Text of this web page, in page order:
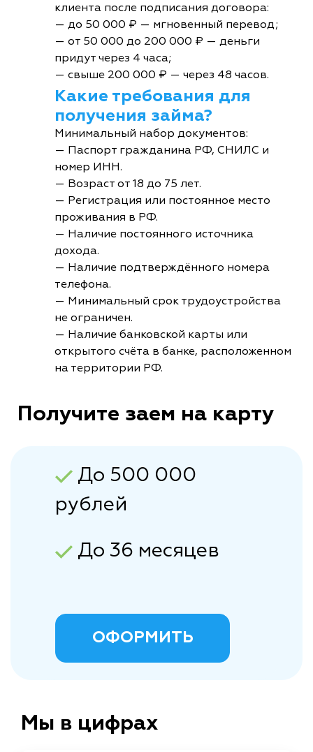
клиента после подписания договора:
— до 50 000 ₽ — мгновенный перевод;
— от 50 000 до 200 000 ₽ — деньги
придут через 4 часа;
— свыше 200 000 ₽ — через 48 часов.
Какие требования для
получения займа?
Минимальный набор документов:
— Паспорт гражданина РФ, СНИЛС и
номер ИНН.
— Возраст от 18 до 75 лет.
— Регистрация или постоянное место
проживания в РФ.
— Наличие постоянного источника
дохода.
— Наличие подтверждённого номера
телефона.
— Минимальный срок трудоустройства
не ограничен.
— Наличие банковской карты или
открытого счёта в банке, расположенном
на территории РФ.
Получите заем на карту
До 500 000
рублей
До 36 месяцев
ОФОРМИТЬ
Мы в цифрах